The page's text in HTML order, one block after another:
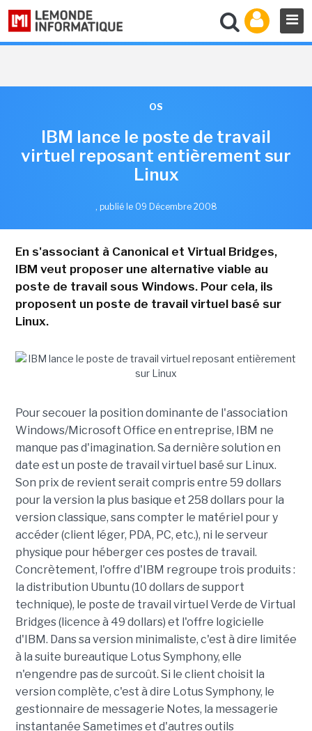
OS
IBM lance le poste de travail
virtuel reposant entièrement sur
Linux
, publié le 09 Décembre 2008
En s'associant à Canonical et Virtual Bridges,
IBM veut proposer une alternative viable au
poste de travail sous Windows. Pour cela, ils
proposent un poste de travail virtuel basé sur
Linux.
Pour secouer la position dominante de l'association
Windows/Microsoft Office en entreprise, IBM ne
manque pas d'imagination. Sa dernière solution en
date est un poste de travail virtuel basé sur Linux.
Son prix de revient serait compris entre 59 dollars
pour la version la plus basique et 258 dollars pour la
version classique, sans compter le matériel pour y
accéder (client léger, PDA, PC, etc.), ni le serveur
physique pour héberger ces postes de travail.
Concrètement, l'offre d'IBM regroupe trois produits :
la distribution Ubuntu (10 dollars de support
technique), le poste de travail virtuel Verde de Virtual
Bridges (licence à 49 dollars) et l'offre logicielle
d'IBM. Dans sa version minimaliste, c'est à dire limitée
à la suite bureautique Lotus Symphony, elle
n'engendre pas de surcoût. Si le client choisit la
version complète, c'est à dire Lotus Symphony, le
gestionnaire de messagerie Notes, la messagerie
instantanée Sametimes et d'autres outils